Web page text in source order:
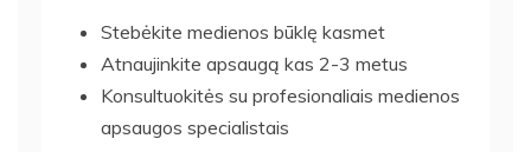
Stebėkite medienos būklę kasmet
Atnaujinkite apsaugą kas 2-3 metus
Konsultuokitės su profesionaliais medienos
apsaugos specialistais